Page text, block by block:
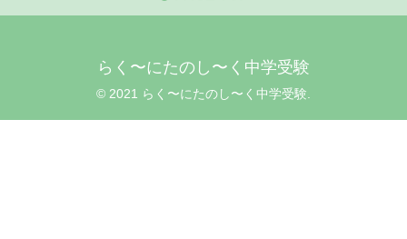
らく〜にたのし〜く中学受験
© 2021 らく〜にたのし〜く中学受験.